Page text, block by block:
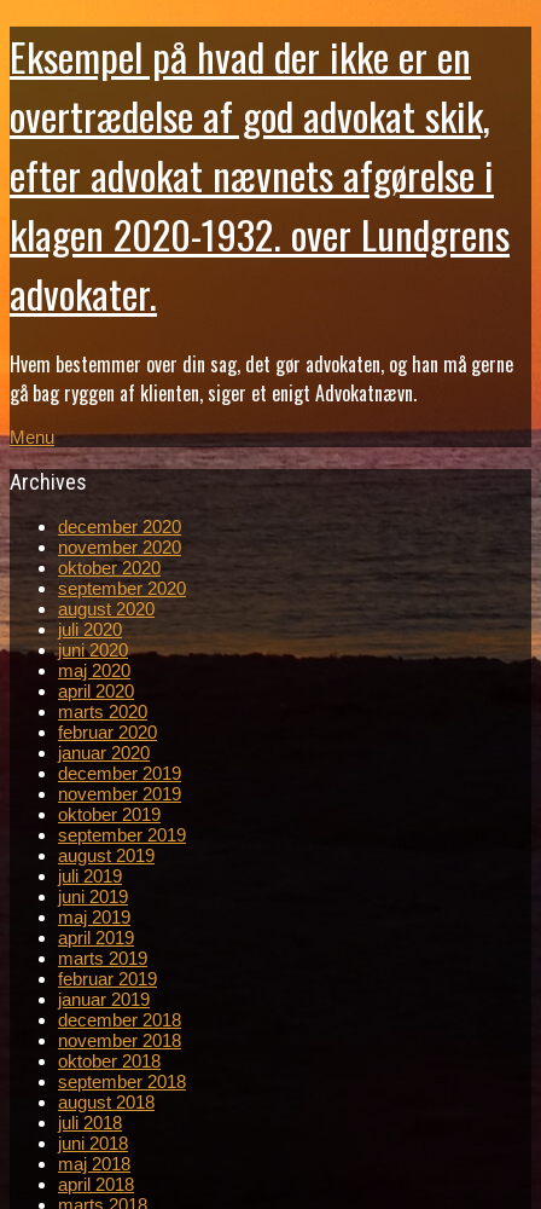
Eksempel på hvad der ikke er en
overtrædelse af god advokat skik,
efter advokat nævnets afgørelse i
klagen 2020-1932. over Lundgrens
advokater.
Hvem bestemmer over din sag, det gør advokaten, og han må gerne
gå bag ryggen af klienten, siger et enigt Advokatnævn.
Menu
Archives
december 2020
november 2020
oktober 2020
september 2020
august 2020
juli 2020
juni 2020
maj 2020
april 2020
marts 2020
februar 2020
januar 2020
december 2019
november 2019
oktober 2019
september 2019
august 2019
juli 2019
juni 2019
maj 2019
april 2019
marts 2019
februar 2019
januar 2019
december 2018
november 2018
oktober 2018
september 2018
august 2018
juli 2018
juni 2018
maj 2018
april 2018